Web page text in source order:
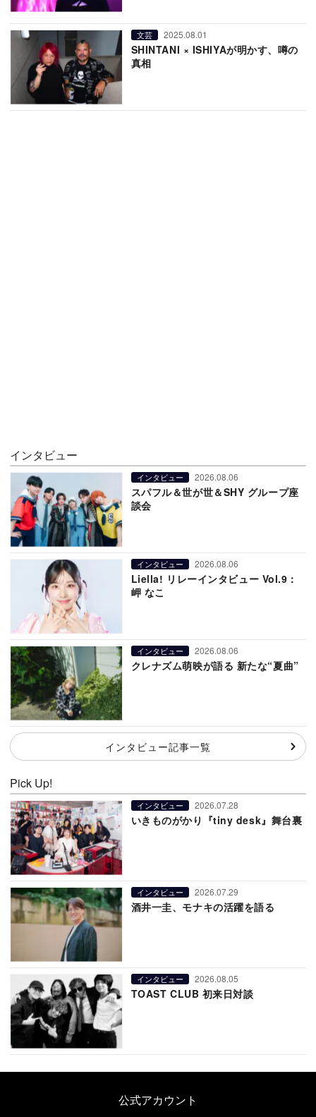
文芸 2025.08.01
SHINTANI × ISHIYAが明かす、噂の
真相
インタビュー
インタビュー 2026.08.06
スパフル＆世が世＆SHY グループ座
談会
インタビュー 2026.08.06
Liella! リレーインタビュー Vol.9：
岬 なこ
インタビュー 2026.08.06
クレナズム萌映が語る 新たな“夏曲”
インタビュー記事一覧
Pick Up!
インタビュー 2026.07.28
いきものがかり『tiny desk』舞台裏
インタビュー 2026.07.29
酒井一圭、モナキの活躍を語る
インタビュー 2026.08.05
TOAST CLUB 初来日対談
公式アカウント